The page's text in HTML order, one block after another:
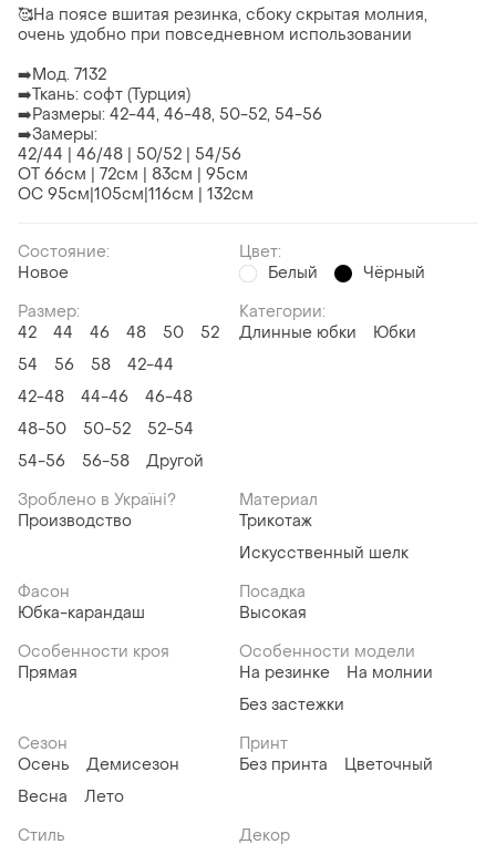
🥰На поясе вшитая резинка, сбоку скрытая молния,
очень удобно при повседневном использовании
➡️Мод. 7132
➡️Ткань: софт (Турция)
➡️Размеры: 42-44, 46-48, 50-52, 54-56
➡️Замеры:
42/44 | 46/48 | 50/52 | 54/56
ОТ 66см | 72см | 83см | 95см
ОС 95см|105см|116см | 132см
Состояние:
Новое
Цвет:
Белый
Чёрный
Размер:
42
44 46 48 50
52
54
56 58
42-44
42-48
44-46
46-48
48-50
50-52
52-54
54-56
56-58 Другой
Категории:
Длинные юбки
Юбки
Зроблено в Україні?
Производство
Материал
Трикотаж
Искусственный шелк
Фасон
Юбка-карандаш
Посадка
Высокая
Особенности кроя
Прямая
Особенности модели
На резинке
На молнии
Без застежки
Сезон
Осень
Демисезон
Весна
Лето
Принт
Без принта
Цветочный
Стиль
Декор